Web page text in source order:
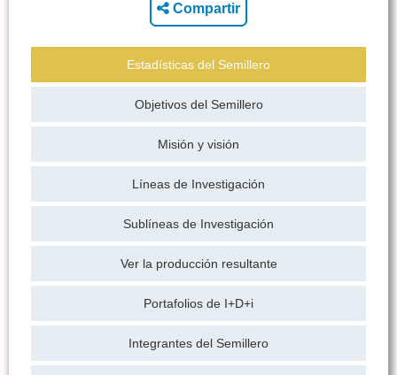
Compartir
Estadísticas del Semillero
Objetivos del Semillero
Misión y visión
Líneas de Investigación
Sublíneas de Investigación
Ver la producción resultante
Portafolios de I+D+i
Integrantes del Semillero